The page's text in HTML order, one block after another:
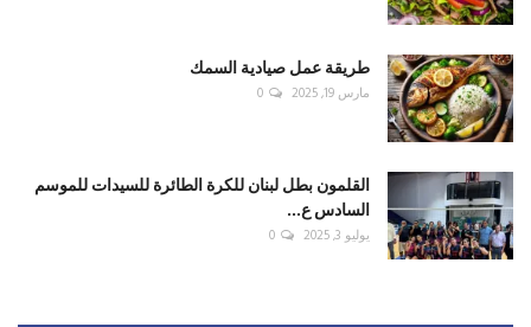
طريقة عمل صيادية السمك
مارس 19, 2025 0
القلمون بطل لبنان للكرة الطائرة للسيدات للموسم
السادس ع...
يوليو 3, 2025 0